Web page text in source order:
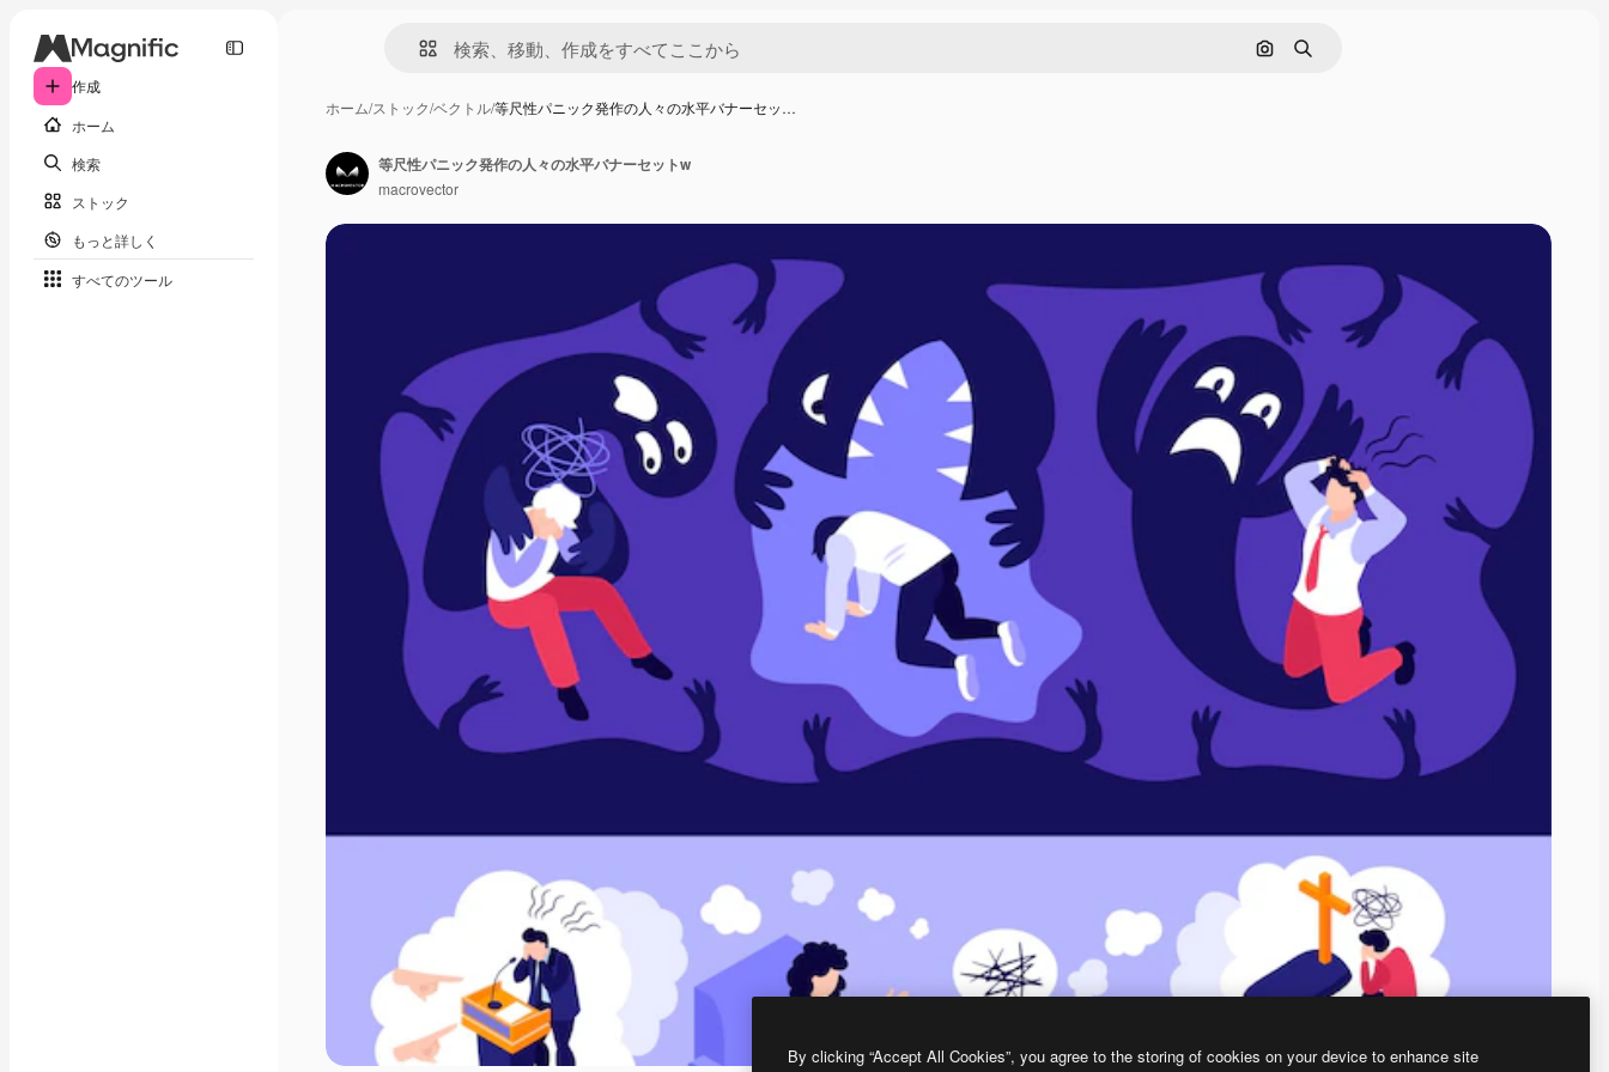
作成
ホーム
検索
ストック
もっと詳しく
すべてのツール
画像で検索
検索
ホーム/ストック/ベクトル/等尺性パニック発作の人々の水平バナーセッ…
等尺性パニック発作の人々の水平バナーセットw
macrovector
By clicking “Accept All Cookies”, you agree to the storing of cookies on your device to enhance site